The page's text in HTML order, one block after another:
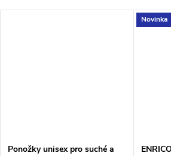
Ponožky unisex pro suché a
Novinka